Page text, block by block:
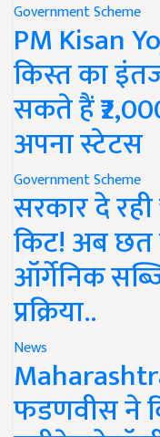
Government Scheme
PM Kisan
किस्त का
सकते हैं
अपना स्टेटस
Government Scheme
सरकार दे रही
किट! अब छत
ऑर्गेनिक
प्रक्रिया..
News
फडणवीस ने